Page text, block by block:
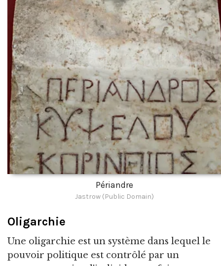
Périandre
Jastrow (Public Domain)
Oligarchie
Une oligarchie est un système dans lequel le
pouvoir politique est contrôlé par un